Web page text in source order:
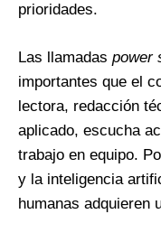
prioridades.
Las llamadas power
importantes que el
lectora, redacción
aplicado, escucha
trabajo en equipo.
y la inteligencia
humanas adquieren